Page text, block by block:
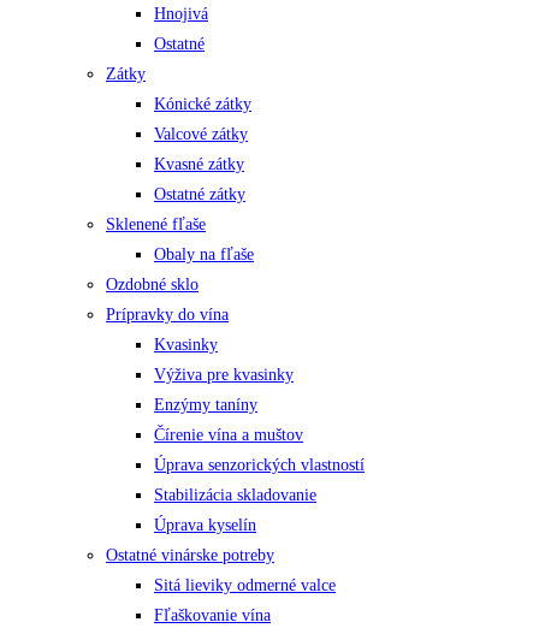
Hnojivá
Ostatné
Zátky
Kónické zátky
Valcové zátky
Kvasné zátky
Ostatné zátky
Sklenené fľaše
Obaly na fľaše
Ozdobné sklo
Prípravky do vína
Kvasinky
Výživa pre kvasinky
Enzýmy taníny
Čírenie vína a muštov
Úprava senzorických vlastností
Stabilizácia skladovanie
Úprava kyselín
Ostatné vinárske potreby
Sitá lieviky odmerné valce
Fľaškovanie vína